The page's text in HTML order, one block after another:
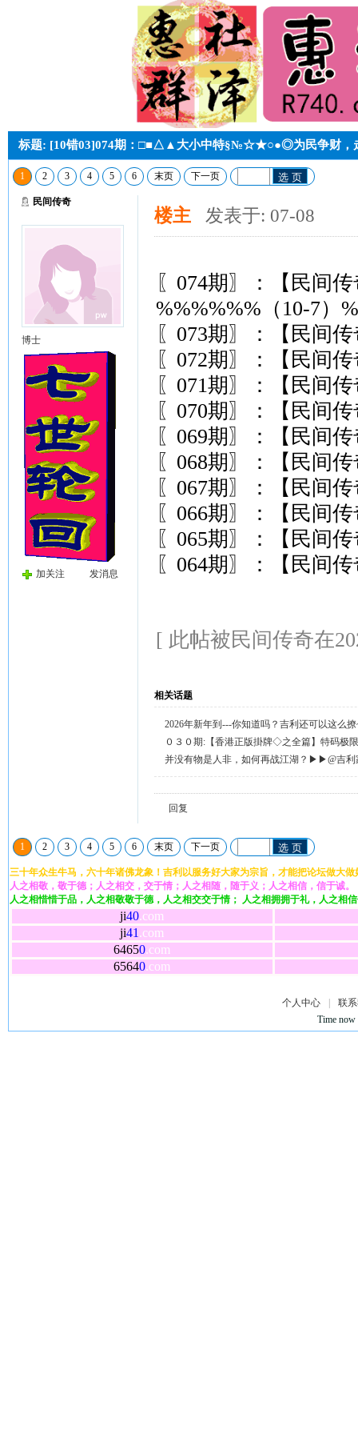
标题: [10错03]074期：□■△▲大小中特§№☆★○●◎为民争财，
1 2 3 4 5 6 末页 下一页 选 页
民间传奇
博士
加关注 发消息
楼主 发表于: 07-08
〖074期〗：【民间
%%%%%%（10-7）
〖073期〗：【民间
〖072期〗：【民间
〖071期〗：【民间
〖070期〗：【民间
〖069期〗：【民间
〖068期〗：【民间
〖067期〗：【民间
〖066期〗：【民间
〖065期〗：【民间
〖064期〗：【民间
[ 此帖被民间传奇在
相关话题
2026年新年到---你知道吗？吉利还可以这么
天天送58元宝，只需签到就有。
０３０期:【香港正版掛牌◇之全篇】特码极
整正版◇综合资料】←已更新.
并没有物是人非，如何再战江湖？▶▶@吉利
回复留言◀◀
回复
1 2 3 4 5 6 末页 下一页 选 页
三十年众生牛马，六十年诸佛龙象！吉利以服务好大家为宗旨，才能把论坛做大做
人之相敬，敬于德；人之相交，交于情；人之相随，随于义；人之相信，信于诚。
人之相惜惜于品，人之相敬敬于德，人之相交交于情； 人之相拥拥于礼，人之相
ji40.com
ji41 .com
64650.com
65640.com
个人中心
联
Time now